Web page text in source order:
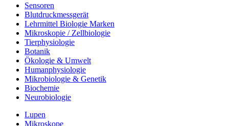
Sensoren
Blutdruckmessgerät
Lehrmittel Biologie Marken
Mikroskopie / Zellbiologie
Tierphysiologie
Botanik
Ökologie & Umwelt
Humanphysiologie
Mikrobiologie & Genetik
Biochemie
Neurobiologie
Lupen
Mikroskope